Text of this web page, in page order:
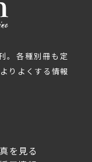
。各種別冊も定
りよくする情報
を見る